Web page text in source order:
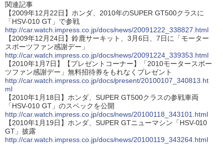
関連記事
【2009年12月22日】ホンダ、2010年のSUPER GT500クラスに
「HSV-010 GT」で参戦
http://car.watch.impress.co.jp/docs/news/20091222_338827.html
【2009年12月24日】鈴鹿サーキット、3月6日、7日に「モーター
スポーツファン感謝デー」
http://car.watch.impress.co.jp/docs/news/20091224_339353.html
【2010年1月7日】【プレゼントコーナー】「2010モータースポー
ツファン感謝デー」無料招待券をもれなくプレゼント
http://car.watch.impress.co.jp/docs/present/20100107_340813.ht
ml
【2010年1月18日】ホンダ、SUPER GT500クラスの参戦車両
「HSV-010 GT」のスペックを公開
http://car.watch.impress.co.jp/docs/news/20100118_343101.html
【2010年1月19日】ホンダ、SUPER GTニューマシン「HSV-010
GT」披露
http://car.watch.impress.co.jp/docs/news/20100119_343264.html